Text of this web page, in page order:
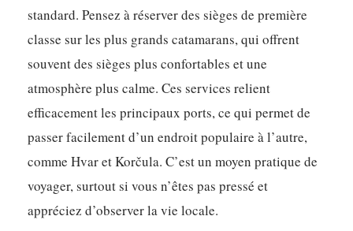
standard. Pensez à réserver des sièges de première
classe sur les plus grands catamarans, qui offrent
souvent des sièges plus confortables et une
atmosphère plus calme. Ces services relient
efficacement les principaux ports, ce qui permet de
passer facilement d’un endroit populaire à l’autre,
comme Hvar et Korčula. C’est un moyen pratique de
voyager, surtout si vous n’êtes pas pressé et
appréciez d’observer la vie locale.